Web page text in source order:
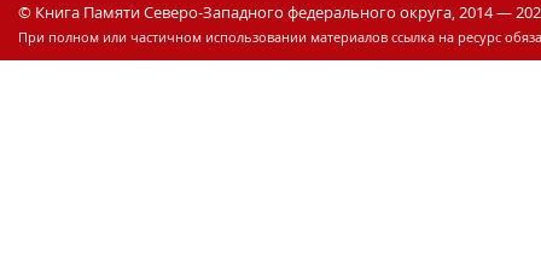
© Книга Памяти Северо-Западного федерального округа, 2014 —
При полном или частичном использовании материалов ссылка на ресурс